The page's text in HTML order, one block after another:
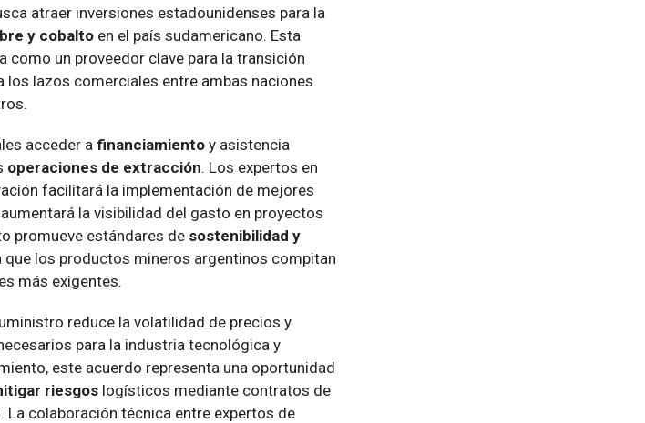
atraer inversiones estadounidenses para la
y cobalto en el país sudamericano. Esta
como un proveedor clave para la transición
lazos comerciales entre ambas naciones
acceder a financiamiento y asistencia
operaciones de extracción. Los expertos en
facilitará la implementación de mejores
la visibilidad del gasto en proyectos
promueve estándares de sostenibilidad y
que los productos mineros argentinos compitan
más exigentes.
reduce la volatilidad de precios y
para la industria tecnológica y
este acuerdo representa una oportunidad
riesgos logísticos mediante contratos de
colaboración técnica entre expertos de